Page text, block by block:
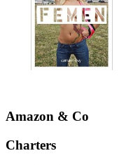
Amazon & Co
Charters